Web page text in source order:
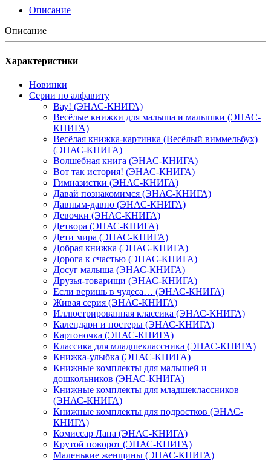
Описание
Описание
Характеристики
Новинки
Серии по алфавиту
Вау! (ЭНАС-КНИГА)
Весёлые книжки для малыша и малышки (ЭНАС-
КНИГА)
Весёлая книжка-картинка (Весёлый виммельбух)
(ЭНАС-КНИГА)
Волшебная книга (ЭНАС-КНИГА)
Вот так история! (ЭНАС-КНИГА)
Гимназистки (ЭНАС-КНИГА)
Давай познакомимся (ЭНАС-КНИГА)
Давным-давно (ЭНАС-КНИГА)
Девочки (ЭНАС-КНИГА)
Детвора (ЭНАС-КНИГА)
Дети мира (ЭНАС-КНИГА)
Добрая книжка (ЭНАС-КНИГА)
Дорога к счастью (ЭНАС-КНИГА)
Досуг малыша (ЭНАС-КНИГА)
Друзья-товарищи (ЭНАС-КНИГА)
Если веришь в чудеса… (ЭНАС-КНИГА)
Живая серия (ЭНАС-КНИГА)
Иллюстрированная классика (ЭНАС-КНИГА)
Календари и постеры (ЭНАС-КНИГА)
Картоночка (ЭНАС-КНИГА)
Классика для младшеклассника (ЭНАС-КНИГА)
Книжка-улыбка (ЭНАС-КНИГА)
Книжные комплекты для малышей и
дошкольников (ЭНАС-КНИГА)
Книжные комплекты для младшеклассников
(ЭНАС-КНИГА)
Книжные комплекты для подростков (ЭНАС-
КНИГА)
Комиссар Лапа (ЭНАС-КНИГА)
Крутой поворот (ЭНАС-КНИГА)
Маленькие женщины (ЭНАС-КНИГА)